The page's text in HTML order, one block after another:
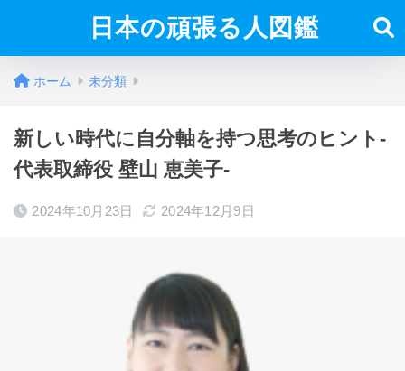
日本の頑張る人図鑑
ホーム 未分類
新しい時代に自分軸を持つ思考のヒント-
代表取締役 壁山 恵美子-
2024年10月23日 2024年12月9日